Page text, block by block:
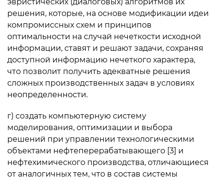
решения, которые, на основе модификации идеи
компромиссных схем и принципов
оптимальности на случай нечеткости исходной
информации, ставят и решают задачи, сохраняя
доступной информацию нечеткого характера,
что позволит получить адекватные решения
сложных производственных задач в условиях
неопределенности.
г) создать компьютерную систему
моделирования, оптимизации и выбора
решений при управлении технологическими
объектами нефтеперерабатывающего [3] и
нефтехимического производства, отличающиеся
от аналогичных тем, что в состав системы